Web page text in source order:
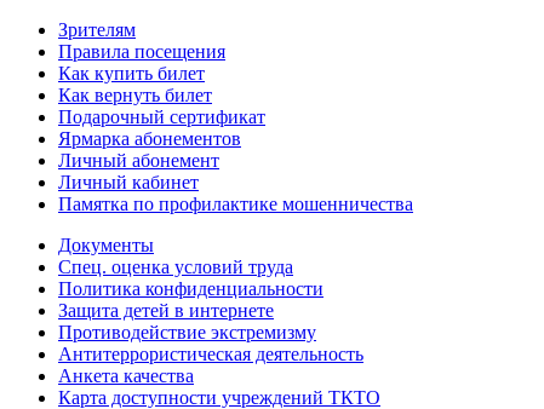
Зрителям
Правила посещения
Как купить билет
Как вернуть билет
Подарочный сертификат
Ярмарка абонементов
Личный абонемент
Личный кабинет
Памятка по профилактике мошенничества
Документы
Спец. оценка условий труда
Политика конфиденциальности
Защита детей в интернете
Противодействие экстремизму
Антитеррористическая деятельность
Анкета качества
Карта доступности учреждений ТКТО